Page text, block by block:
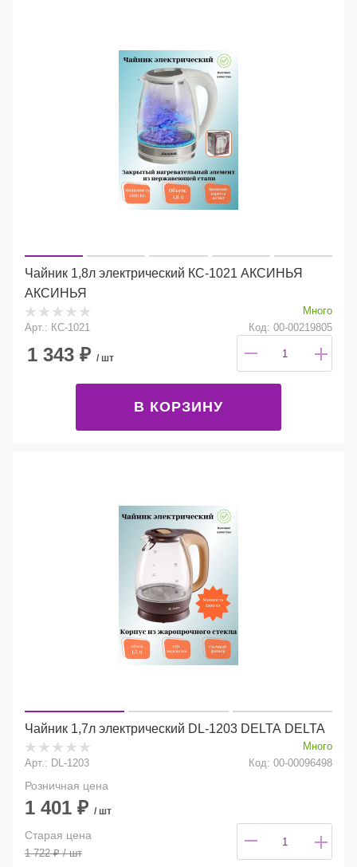
Чайник 1,8л электрический КС-1021 АКСИНЬЯ
АКСИНЬЯ
Много
Арт.: КС-1021
Код: 00-00219805
1 343 ₽ / шт
В КОРЗИНУ
Чайник 1,7л электрический DL-1203 DELTA DELTA
Много
Арт.: DL-1203
Код: 00-00096498
Розничная цена
1 401 ₽ / шт
Старая цена
1 722₽/ шт